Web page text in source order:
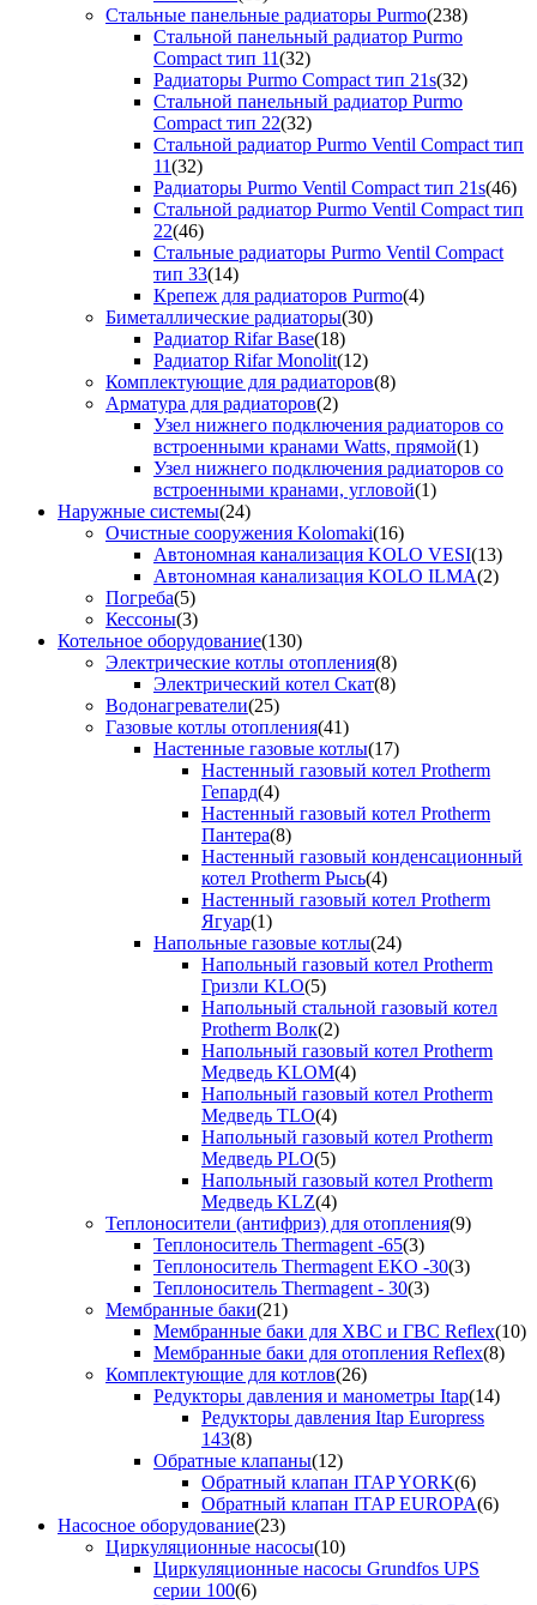
Стальные панельные радиаторы Purmo(238)
Стальной панельный радиатор Purmo
Compact тип 11(32)
Радиаторы Purmo Compact тип 21s(32)
Стальной панельный радиатор Purmo
Compact тип 22(32)
Стальной радиатор Purmo Ventil Compact тип
11(32)
Радиаторы Purmo Ventil Compact тип 21s(46)
Стальной радиатор Purmo Ventil Compact тип
22(46)
Стальные радиаторы Purmo Ventil Compact
тип 33(14)
Крепеж для радиаторов Purmo(4)
Биметаллические радиаторы(30)
Радиатор Rifar Base(18)
Радиатор Rifar Monolit(12)
Комплектующие для радиаторов(8)
Арматура для радиаторов(2)
Узел нижнего подключения радиаторов со
встроенными кранами Watts, прямой(1)
Узел нижнего подключения радиаторов со
встроенными кранами, угловой(1)
Наружные системы(24)
Очистные сооружения Kolomaki(16)
Автономная канализация KOLO VESI(13)
Автономная канализация KOLO ILMA(2)
Погреба(5)
Кессоны(3)
Котельное оборудование(130)
Электрические котлы отопления(8)
Электрический котел Скат(8)
Водонагреватели(25)
Газовые котлы отопления(41)
Настенные газовые котлы(17)
Настенный газовый котел Protherm
Гепард(4)
Настенный газовый котел Protherm
Пантера(8)
Настенный газовый конденсационный
котел Protherm Рысь(4)
Настенный газовый котел Protherm
Ягуар(1)
Напольные газовые котлы(24)
Напольный газовый котел Protherm
Гризли KLO(5)
Напольный стальной газовый котел
Protherm Волк(2)
Напольный газовый котел Protherm
Медведь KLOM(4)
Напольный газовый котел Protherm
Медведь TLO(4)
Напольный газовый котел Protherm
Медведь PLO(5)
Напольный газовый котел Protherm
Медведь KLZ(4)
Теплоносители (антифриз) для отопления(9)
Теплоноситель Thermagent -65(3)
Теплоноситель Thermagent EKO -30(3)
Теплоноситель Thermagent - 30(3)
Мембранные баки(21)
Мембранные баки для ХВС и ГВС Reflex(10)
Мембранные баки для отопления Reflex(8)
Комплектующие для котлов(26)
Редукторы давления и манометры Itap(14)
Редукторы давления Itap Europress
143(8)
Обратные клапаны(12)
Обратный клапан ITAP YORK(6)
Обратный клапан ITAP EUROPA(6)
Насосное оборудование(23)
Циркуляционные насосы(10)
Циркуляционные насосы Grundfos UPS
серии 100(6)